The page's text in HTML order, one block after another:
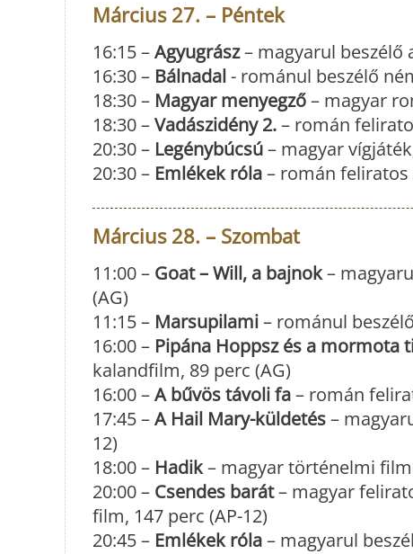
Március 27. – Péntek
16:15 –Agyugrász– magyarul beszélő
16:30 – Bálnadal- románul beszélő
18:30 – Magyar menyegző– magyar
18:30 –Vadászidény 2.– román
20:30 – Legénybúcsú– magyar
20:30 – Emlékek róla– román feliratos
Március 28. – Szombat
11:00 – Goat – Will, a bajnok–
(AG)
11:15 – Marsupilami– románul
16:00 – Pipána Hoppsz és a mormota
kalandfilm, 89 perc (AG)
16:00 –A bűvös távoli fa– román
17:45 –A Hail Mary-küldetés–
12)
18:00 – Hadik– magyar történelmi
20:00 – Csendes barát– magyar
film, 147 perc (AP-12)
20:45 – Emlékek róla– magyarul